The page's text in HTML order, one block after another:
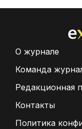
О журнале
Команда
Редакционная
Контакты
Политика